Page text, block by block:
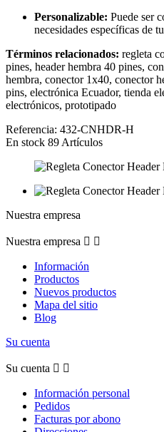
Personalizable: Puede ser
necesidades específicas de
Términos relacionados: regleta
pines, header hembra 40 pines,
hembra, conector 1x40, conector
pins, electrónica Ecuador, tienda
electrónicos, prototipado
Referencia: 432-CNHDR-H
En stock 89 Artículos
Nuestra empresa
Nuestra empresa  
Información
Productos
Nuevos productos
Mapa del sitio
Blog
Su cuenta
Su cuenta  
Información personal
Pedidos
Facturas por abono